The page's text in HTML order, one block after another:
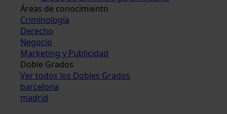
Áreas de conocimiento
Criminología
Derecho
Negocio
Marketing y Publicidad
Doble Grados
Ver todos los Dobles Grados
barcelona
madrid